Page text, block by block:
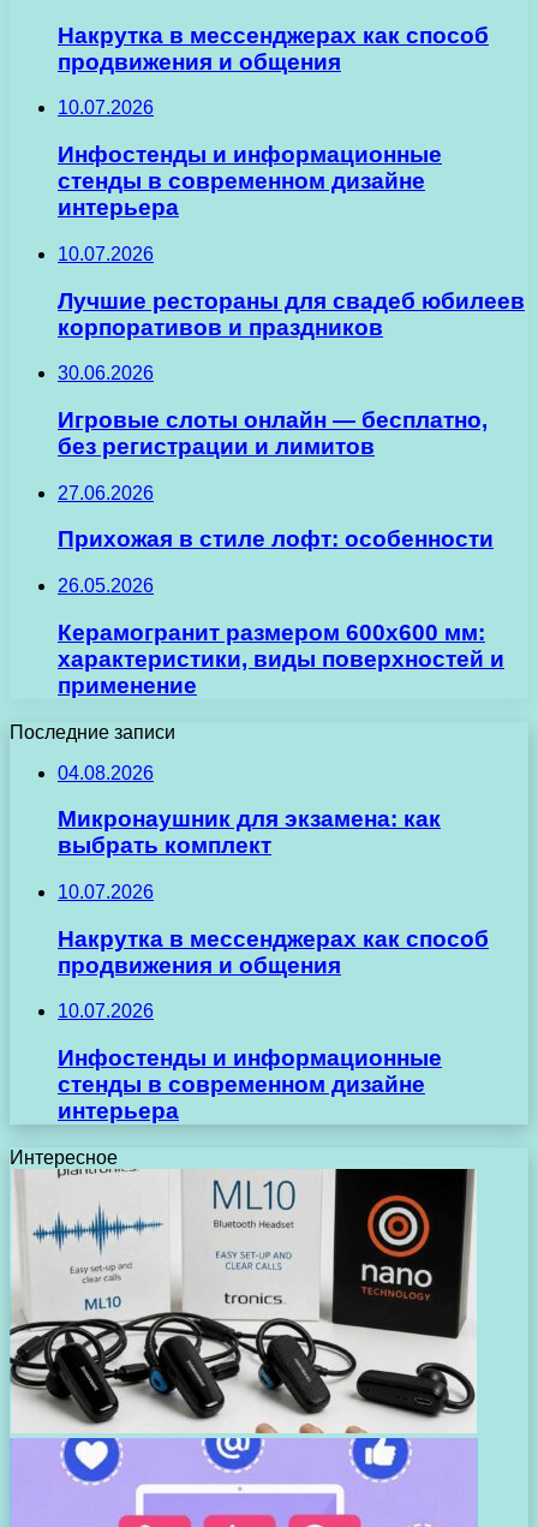
Накрутка в мессенджерах как способ
продвижения и общения
10.07.2026
Инфостенды и информационные
стенды в современном дизайне
интерьера
10.07.2026
Лучшие рестораны для свадеб юбилеев
корпоративов и праздников
30.06.2026
Игровые слоты онлайн — бесплатно,
без регистрации и лимитов
27.06.2026
Прихожая в стиле лофт: особенности
26.05.2026
Керамогранит размером 600х600 мм:
характеристики, виды поверхностей и
применение
Последние записи
04.08.2026
Микронаушник для экзамена: как
выбрать комплект
10.07.2026
Накрутка в мессенджерах как способ
продвижения и общения
10.07.2026
Инфостенды и информационные
стенды в современном дизайне
интерьера
Интересное